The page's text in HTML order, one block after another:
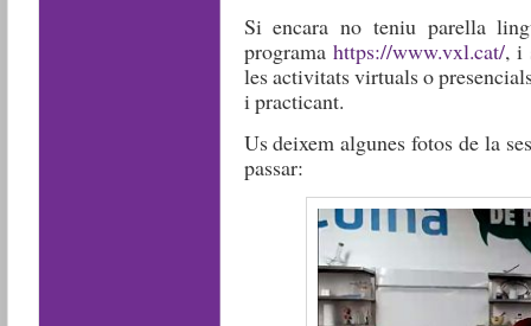
Si encara no teniu parella
programa https://www.vxl.cat/, i
les activitats virtuals o
i practicant.
Us deixem algunes fotos de la
passar: